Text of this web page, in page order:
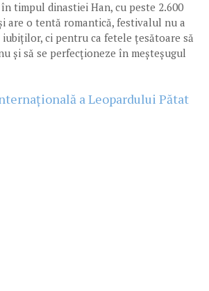
timpul dinastiei Han, cu peste 2.600
are o tentă romantică, festivalul nu a
ci pentru ca fetele țesătoare să
și să se perfecționeze în meșteșugul
a Leopardului Pătat